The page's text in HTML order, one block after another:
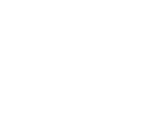
a mesma, dois dedos em mim já me
ela aumentava a velocidade, e os meus
minhas reações, meus gemidos, minhas
a me chupar e apalpar meus seios.